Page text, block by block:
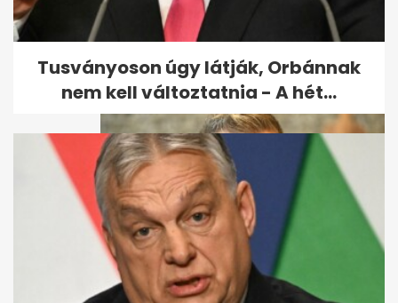
Megütötte Puzsér Róbertet
Ábrahám Róbert
Tusványoson úgy látják, Orbánnak
nem kell változtatnia - A hét...